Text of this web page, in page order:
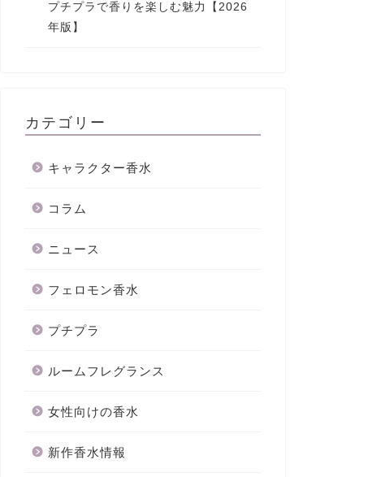
プチプラで香りを楽しむ魅力【2026
年版】
カテゴリー
キャラクター香水
コラム
ニュース
フェロモン香水
プチプラ
ルームフレグランス
女性向けの香水
新作香水情報